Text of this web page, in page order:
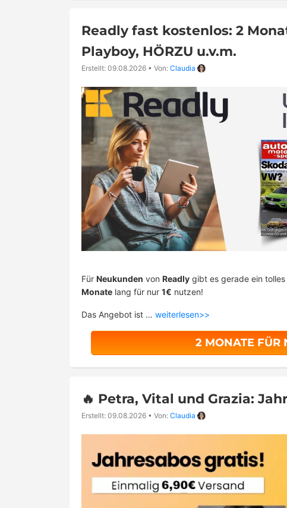
Readly fast kostenlos: 2
Playboy, HÖRZU u.v.m.
Erstellt: 09.08.2026 • Von: Claudia
Für Neukunden von Readly gibt es gerade ein
Monate lang für nur 1€ nutzen!
Das Angebot ist … weiterlesen>>
2 MONATE FÜR
🔥 Petra, Vital und Grazia:
Erstellt: 09.08.2026 • Von: Claudia